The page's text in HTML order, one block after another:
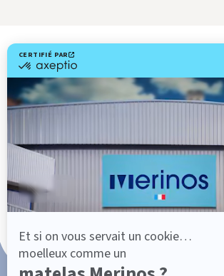
Livraison gratuite
Fabrication Française
101 nuits d'essai*
Paiement en 3x ou 4x sans frais